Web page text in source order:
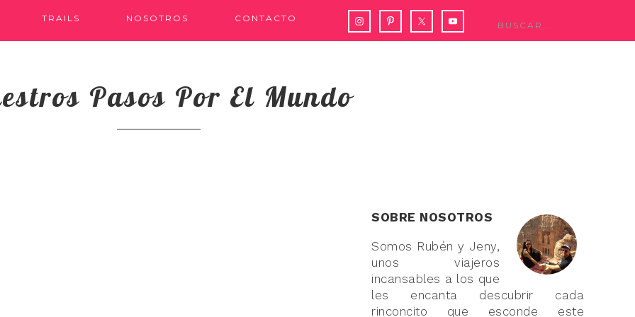
TRAILS NOSOTROS CONTACTO
Pasos Por El Mundo
SOBRE NOSOTROS
Somos Rubén y Jeny,
unos viajeros
incansables a los que
les encanta descubrir cada
rinconcito que esconde este